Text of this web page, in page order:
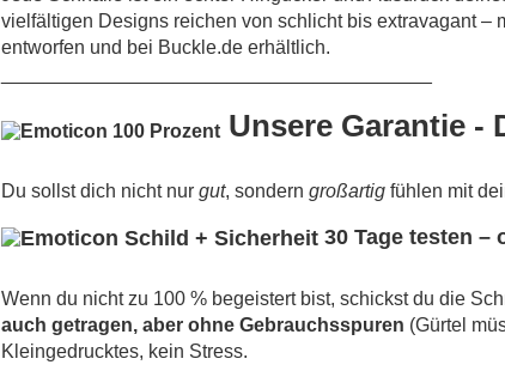
vielfältigen Designs reichen von schlicht bis extravagant –
entworfen und bei Buckle.de erhältlich.
Unsere Garantie -
Du sollst dich nicht nur gut, sondern großartig fühlen mit
30 Tage testen –
Wenn du nicht zu 100 % begeistert bist, schickst du die
auch getragen, aber ohne Gebrauchsspuren (Gürtel
Kleingedrucktes, kein Stress.